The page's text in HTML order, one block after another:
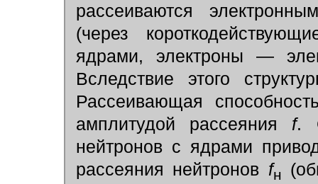
рассеиваются
(через
ядрами, электроны —
Вследствие этого
Рассеивающая
амплитудой рассеяния f.
нейтронов с ядрами
рассеяния нейтронов fн